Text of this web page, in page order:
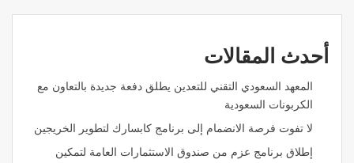
أحدث المقالات
المعهد السعودي التقني للتعدين يطلق دفعة جديدة بالتعاون مع
الكربونات السعودية
لا تفوت فرصة الانضمام إلى برنامج كابسارك لتطوير الخريجين
إطلاق برنامج عزم من صندوق الاستثمارات العامة لتمكين